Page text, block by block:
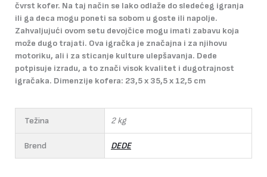
čvrst kofer. Na taj način se lako odlaže do sledećeg igranja
ili ga deca mogu poneti sa sobom u goste ili napolje.
Zahvaljujući ovom setu devojčice mogu imati zabavu koja
može dugo trajati. Ova igračka je značajna i za njihovu
motoriku, ali i za sticanje kulture ulepšavanja. Dede
potpisuje izradu, a to znači visok kvalitet i dugotrajnost
igračaka. Dimenzije kofera: 23,5 x 35,5 x 12,5 cm
Težina 2 kg
Brend DEDE